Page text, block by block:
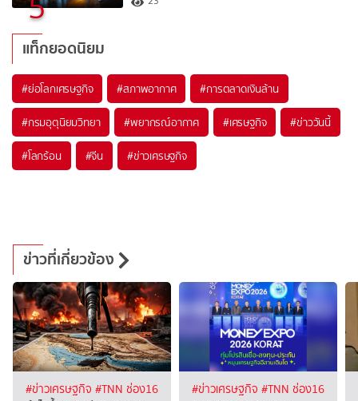
แท็กยอดนิยม
#ย่อโลกเศรษฐกิจ #สภาพอากาศ #การตลาดเงินล้าน
#กรมอุตุนิยมวิทยา #พยากรณ์อากาศ #เศรษฐกิจ #ข่าววันนี้
#โลกร้อน #จีน #ข่าวเศรษฐกิจ
ข่าวที่เกี่ยวข้อง
#ข่าวเศรษฐกิจ #TNN ช่อง16 #ข่าวเศรษฐกิจ #TNN ช่อง16